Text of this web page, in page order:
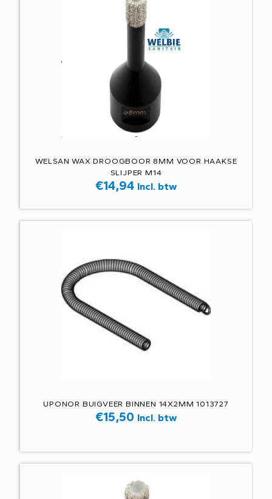
WELSAN WAX DROOGBOOR 8MM VOOR HAAKSE
SLIJPER M14
€14,94 Incl. btw
UPONOR BUIGVEER BINNEN 14X2MM 1013727
€15,50 Incl. btw